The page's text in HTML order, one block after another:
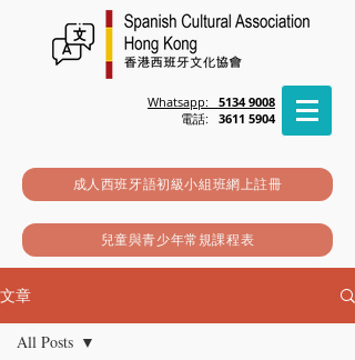
Whatsapp: 5134 9008
電話: 3611 5904
成人西班牙語初級小組班網上註冊
兒童與青少年常規課程表
文章
All Posts